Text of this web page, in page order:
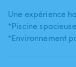
Une expérience
*Piscine
*Environnement